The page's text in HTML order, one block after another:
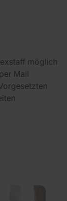
möglich
Mail